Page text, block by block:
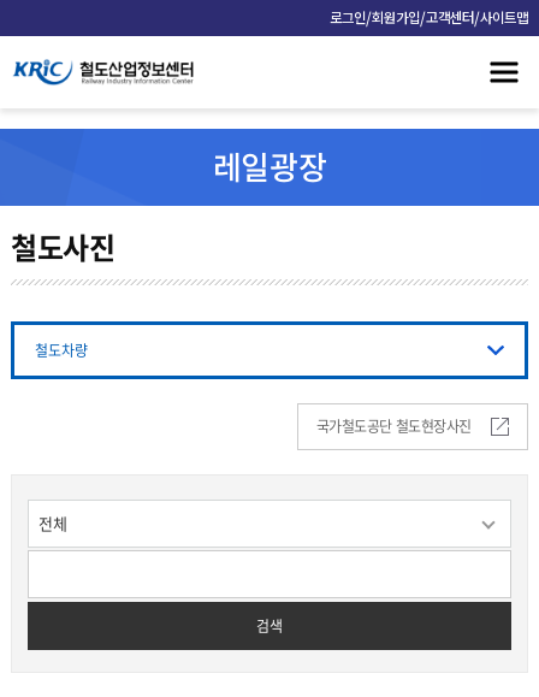
로그인/회원가입/고객센터/사이트맵
레일광장
철도사진
철도차량
국가철도공단 철도현장사진
검색